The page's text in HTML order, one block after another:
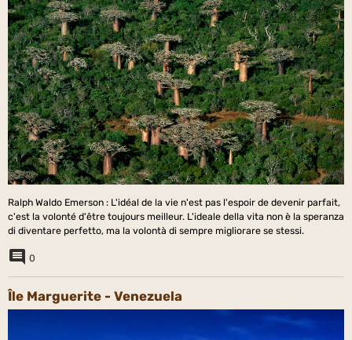
Ralph Waldo Emerson : L'idéal de la vie n'est pas l'espoir de devenir parfait,
c'est la volonté d'être toujours meilleur. L'ideale della vita non è la speranza
di diventare perfetto, ma la volontà di sempre migliorare se stessi.
0
Île Marguerite - Venezuela